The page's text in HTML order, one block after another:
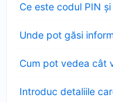
Ce este codul PIN
închis
Unde pot găsi
închis
Cum pot vedea cât
închis
Introduc detaliile
închis